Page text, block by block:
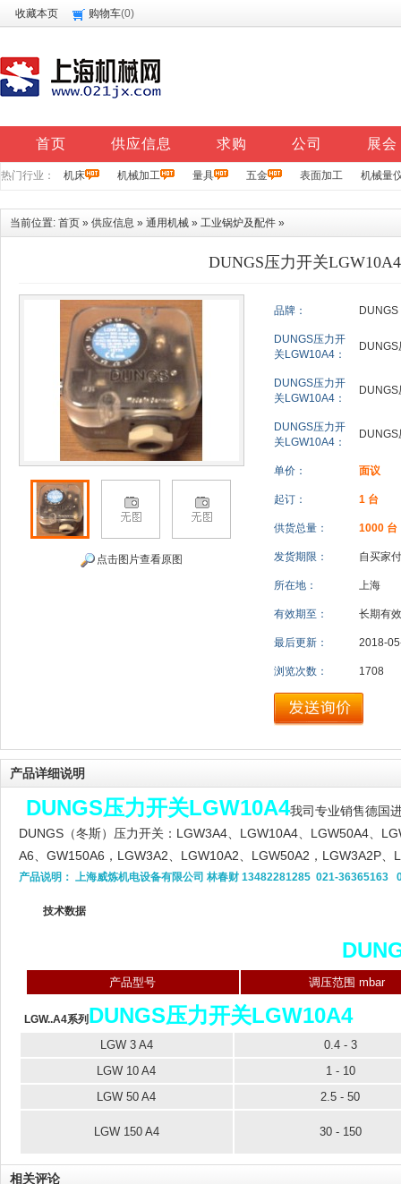
收藏本页 购物车(0)
首页 供应信息 求购 公司 展会
热门行业： 机床 机械加工 量具 五金 表面加工 机械量
当前位置: 首页 » 供应信息 » 通用机械 » 工业锅炉及配件 »
DUNGS压力开关LGW10A4
点击图片查看原图
品牌： DUNGS
DUNGS压力开
关LGW10A4：
DUNGS压力开
关LGW10A4：
DUNGS压力开
关LGW10A4：
单价： 面议
起订： 1 台
供货总量： 1000 台
发货期限： 自买家
所在地： 上海
有效期至： 长期有效
最后更新： 2018-
浏览次数： 1708
产品详细说明
DUNGS压力开关LGW10A4我司专业销售德国
DUNGS（冬斯）压力开关：LGW3A4、LGW10A4、LGW50A4、
A6、GW150A6，LGW3A2、LGW10A2、LGW50A2，LGW3A2P
产品说明： 上海威炼机电设备有限公司 林春财 13482281285 021-
技术数据
产品型号 调压范围 mbar
LGW..A4系列 DUNGS压力开关LGW10A4
LGW 3 A4
0.4 - 3
LGW 10 A4
1 - 10
LGW 50 A4
2.5 - 50
LGW 150 A4 30 - 150
相关评论